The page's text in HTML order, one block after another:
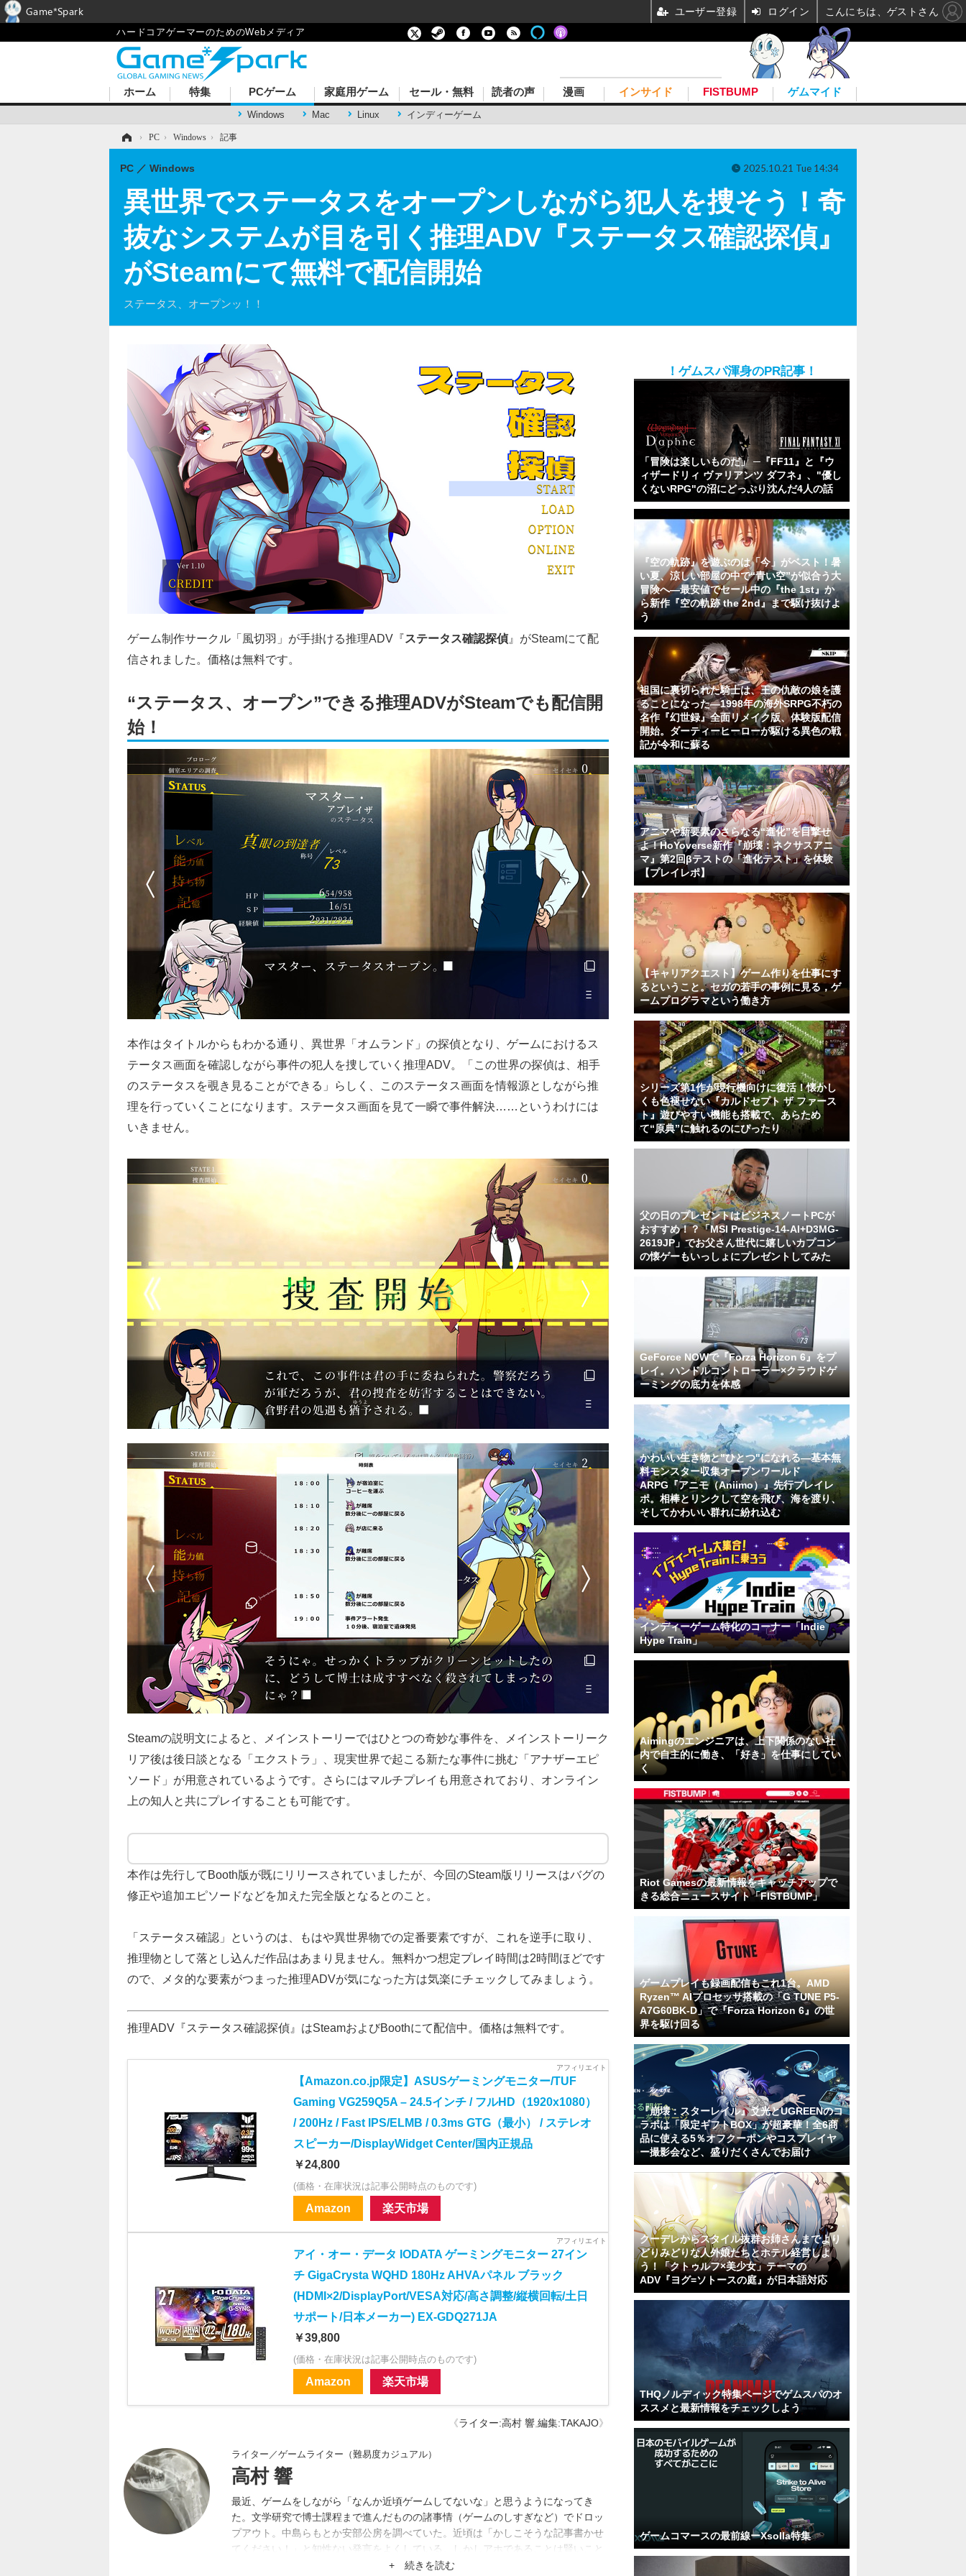
ハードコアゲーマーのためのWebメディア
ホーム 特集 PCゲーム
Windows Mac Linux インディーゲーム
家庭用ゲーム セール・無料 読者の声 漫画 インサイド FISTBUMP ゲムマイド
› PC › Windows › 記事
異世界でステータスをオープンしながら犯人を捜そう！奇
抜なシステムが目を引く推理ADV『ステータス確認探偵』
がSteamにて無料で配信開始
ステータス、オープンッ！！
PC Windows 2025.10.21 Tue 14:34
ゲーム制作サークル「風切羽」が手掛ける推理ADV『ステータス確認探偵 』がSteamにて配
信されました。価格は無料です。
“ステータス、オープン”できる推理ADVがSteamでも配信開
始！
本作はタイトルからもわかる通り、異世界「オムランド」の探偵となり、ゲームにおけるス
テータス画面を確認しながら事件の犯人を捜していく推理ADV。「この世界の探偵は、相手
のステータスを覗き見ることができる」らしく、このステータス画面を情報源としながら推
理を行っていくことになります。ステータス画面を見て一瞬で事件解決……というわけには
いきません。
Steamの説明文によると、メインストーリーではひとつの奇妙な事件を、メインストーリーク
リア後は後日談となる「エクストラ」、現実世界で起こる新たな事件に挑む「アナザーエピ
ソード」が用意されているようです。さらにはマルチプレイも用意されており、オンライン
上の知人と共にプレイすることも可能です。
本作は先行してBooth版が既にリリースされていましたが、今回のSteam版リリースはバグの
修正や追加エピソードなどを加えた完全版となるとのこと。
「ステータス確認」というのは、もはや異世界物での定番要素ですが、これを逆手に取り、
推理物として落とし込んだ作品はあまり見ません。無料かつ想定プレイ時間は2時間ほどです
ので、メタ的な要素がつまった推理ADVが気になった方は気楽にチェックしてみましょう。
推理ADV『ステータス確認探偵』はSteamおよびBoothにて配信中。価格は無料です。
【Amazon.co.jp限定】ASUSゲーミングモニター/TUF
Gaming VG259Q5A – 24.5インチ / フルHD（1920x1080）
/ 200Hz / Fast IPS/ELMB / 0.3ms GTG（最小） / ステレオ
スピーカー/DisplayWidget Center/国内正規品
￥24,800
(価格・在庫状況は記事公開時点のものです)
Amazon 楽天市場
アイ・オー・データ IODATA ゲーミングモニター 27イン
チ GigaCrysta WQHD 180Hz AHVAパネル ブラック
(HDMI×2/DisplayPort/VESA対応/高さ調整/縦横回転/土日
サポート/日本メーカー) EX-GDQ271JA
￥39,800
(価格・在庫状況は記事公開時点のものです)
Amazon 楽天市場
《ライター:高村 響,編集:TAKAJO》
ライター／ゲームライター（難易度カジュアル）
高村 響
最近、ゲームをしながら「なんか近頃ゲームしてないな」と思うようになってき
た。文学研究で博士課程まで進んだものの諸事情（ゲームのしすぎなど）でドロッ
プアウト。中島らもとか安部公房を調べていた。近頃は「かしこそうな記事書かせ
てください！」と知性ない発言をよくしている。しかしアホであることは賢いこと
の次に良い状態かもしれない……。+ 続きを読む
！ゲムスパ渾身のPR記事！
「冒険は楽しいものだ」 ─『FF11』と『ウ
ィザードリィ ヴァリアンツ ダフネ』、"優し
くないRPG"の沼にどっぷり沈んだ4人の話
『空の軌跡』を遊ぶのは「今」がベスト！暑
い夏、涼しい部屋の中で“青い空”が似合う大
冒険へ―最安値でセール中の『the 1st』か
ら新作『空の軌跡 the 2nd』まで駆け抜けよ
う
祖国に裏切られた騎士は、王の仇敵の娘を護
ることになった―1998年の海外SRPG不朽の
名作『幻世録』全面リメイク版、体験版配信
開始。ダーティーヒーローが駆ける異色の戦
記が令和に蘇る
アニマや新要素のさらなる“進化”を目撃せ
よ！HoYoverse新作『崩壊：ネクサスアニ
マ』第2回βテストの「進化テスト」を体験
【プレイレポ】
【キャリアクエスト】ゲーム作りを仕事にす
るということ。セガの若手の事例に見る，ゲ
ームプログラマという働き方
シリーズ第1作が現行機向けに復活！懐かし
くも色褪せない『カルドセプト ザ ファース
ト』遊びやすい機能も搭載で、あらため
て“原典”に触れるのにぴったり
父の日のプレゼントはビジネスノートPCが
おすすめ！？「MSI Prestige-14-AI+D3MG-
2619JP」でお父さん世代に嬉しいカプコン
の懐ゲーもいっしょにプレゼントしてみた
GeForce NOWで『Forza Horizon 6』をプ
レイ。ハンドルコントローラー×クラウドゲ
ーミングの底力を体感
かわいい生き物と"ひとつ"になれる―基本無
料モンスター収集オープンワールド
ARPG『アニモ（Aniimo）』先行プレイレ
ポ。相棒とリンクして空を飛び、海を渡り、
そしてかわいい群れに紛れ込む
インディーゲーム特化のコーナー「Indie
Hype Train」
Aimingのエンジニアは、上下関係のない社
内で自主的に働き、「好き」を仕事にしてい
く
Riot Gamesの最新情報をキャッチアップで
きる総合ニュースサイト「FISTBUMP」
ゲームプレイも録画配信もこれ1台。AMD
Ryzen™ AIプロセッサ搭載の「G TUNE P5-
A7G60BK-D」で『Forza Horizon 6』の世
界を駆け回る
『崩壊：スターレイル』爻光とUGREENのコ
ラボは「限定ギフトBOX」が超豪華！全6商
品に使える5％オフクーポンやコスプレイヤ
ー撮影会など、盛りだくさんでお届け
クーデレからスタイル抜群お姉さんまでより
どりみどりな人外娘たちとホテル経営しよ
う！「クトゥルフ×美少女」テーマの
ADV『ヨグ=ソトースの庭』が日本語対応
THQノルディック特集ページでゲムスパのオ
ススメと最新情報をチェックしよう
ゲームコマースの最前線ーXsolla特集
Game*Spark ユーザー登録 ログイン こんにちは、ゲストさん